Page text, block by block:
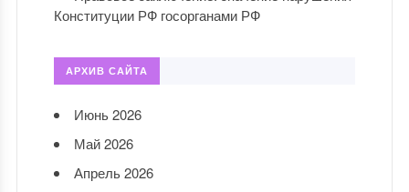
Конституции РФ госорганами РФ
АРХИВ САЙТА
Июнь 2026
Май 2026
Апрель 2026